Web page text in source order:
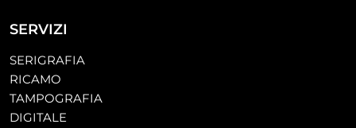
SERVIZI
SERIGRAFIA
RICAMO
TAMPOGRAFIA
DIGITALE